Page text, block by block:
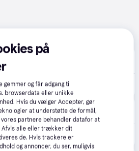
dage
Auto-iQ BN750EU
(31)
dage
på
gemmer og får adgang til
browserdata eller unikke
Hvis du vælger Accepter, gør
at understøtte de formål,
partnere behandler datafor at
Afvis alle eller trækker dit
de. Hvis trackere er
og annoncer, du ser, muligvis